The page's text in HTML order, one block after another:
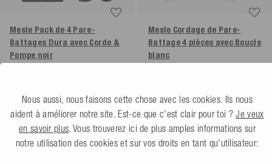
Mesle Pack de 4 Pare-
Battages Dura avec Corde &
Pompe noir
59,99 €
Mesle Cordage de Pare-
Battage 4 pièces avec Boucle
blanc
34,99 €
4 pièce 8,75 € / pièce
Nous aussi, nous faisons cette chose avec les cookies. Ils nous
aident à améliorer notre site. Est-ce que c'est clair pour toi ?Je veux
en savoir plus. Vous trouverez ici de plus amples informations sur
notre utilisation des cookies et sur vos droits en tant qu'utilisateur: